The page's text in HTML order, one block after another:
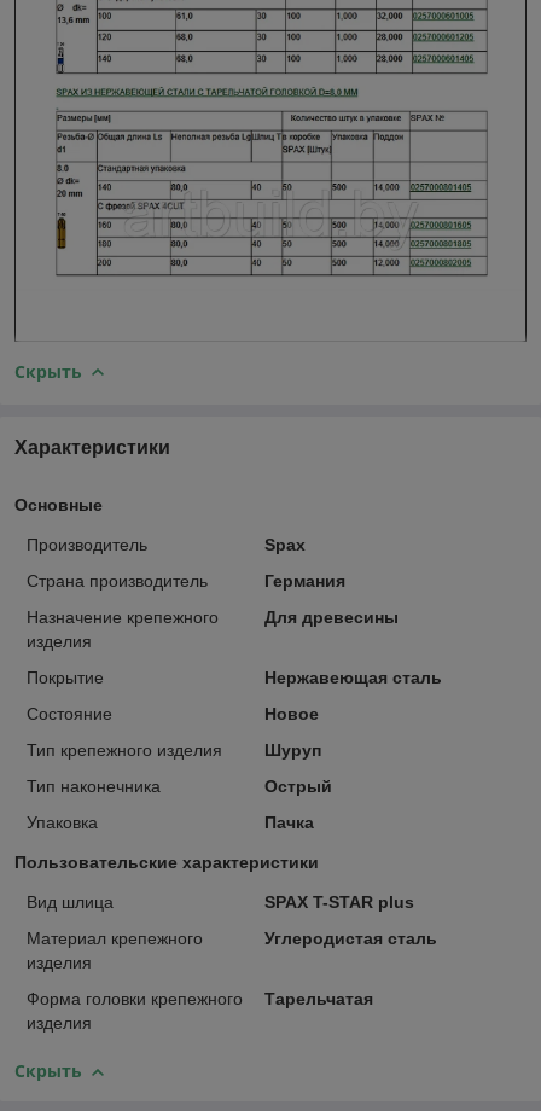
Скрыть
Характеристики
Основные
Производитель
Spax
Страна производитель
Германия
Назначение крепежного
изделия
Для древесины
Покрытие
Нержавеющая сталь
Состояние
Новое
Тип крепежного изделия
Шуруп
Тип наконечника
Острый
Упаковка
Пачка
Пользовательские характеристики
Вид шлица
SPAX T-STAR plus
Материал крепежного
изделия
Углеродистая сталь
Форма головки крепежного
изделия
Тарельчатая
Скрыть